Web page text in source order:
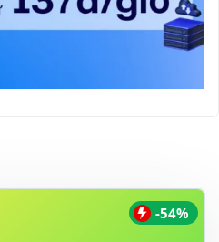
-54%